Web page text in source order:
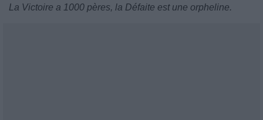
La Victoire a 1000 pères, la Défaite est une orpheline.